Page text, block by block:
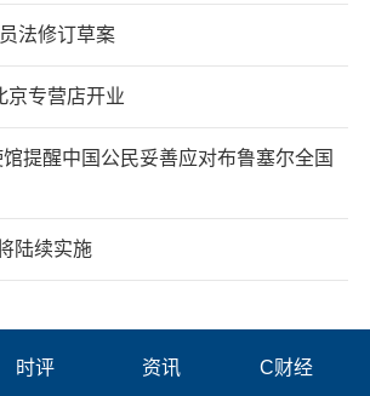
法修订草案
京专营店开业
提醒中国公民妥善应对布鲁塞尔全国
陆续实施
时评 资讯 C财经